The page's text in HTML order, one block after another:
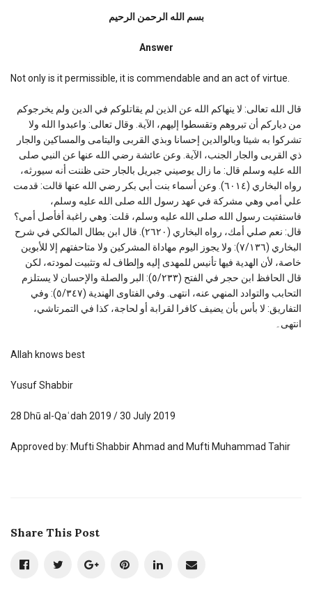
بسم الله الرحمن الرحیم
Answer
Not only is it permissible, it is commendable and an act of virtue.
قال الله تعالی: لا ینهاكم الله عن الذین لم یقاتلوكم في الدین ولم یخرجوكم
من دیاركم أن تبروهم وتقسطوا إلیهم، الآية. وقال تعالى: واعبدوا الله ولا
تشركوا به شيئا وبالوالدين إحسانا وبذي القربى واليتامى والمساكين والجار
ذي القربى والجار الجنب، الآية. وعن عائشة رضي الله عنها عن النبي صلى
الله عليه وسلم قال: ما زال يوصيني جبريل بالجار حتى ظننت أنه سيورثه،
رواه البخاري (٦٠١٤). وعن أسماء بنت أبي بكر رضي الله عنها قالت: قدمت
علي أمي وهي مشركة في عهد رسول الله صلی الله علیه وسلم،
فاستفتیت رسول الله صلی الله علیه وسلم، قلت: وهي راغبة أفأصل أمي؟
قال: نعم صلي أمك، رواه البخاري (٢٦٢٠). قال ابن بطال المالكي في شرح
البخاري (٧/۱۳٦): ولا يجوز اليوم مهاداة المشركين ولا متاحفتهم إلا للأبوين
خاصة، لأن الهدية فيها تأنيس للمهدى إليه وإلطاف له وتثبيت لمودته، لکن
قال الحافظ ابن حجر في الفتح (٥/۲۳۳): البر والصلة والإحسان لا یستلزم
التحابب والتوادد المنهي عنه، انتهی. وفي الفتاوى الهندية (٥/٣٤٧): وفي
التفاريق: لا بأس بأن يضيف كافرا لقرابة أو لحاجة، كذا في التمرتاشي،
انتهى۔
Allah knows best
Yusuf Shabbir
28 Dhū al-Qaʿdah 2019 / 30 July 2019
Approved by: Mufti Shabbir Ahmad and Mufti Muhammad Tahir
Share This Post